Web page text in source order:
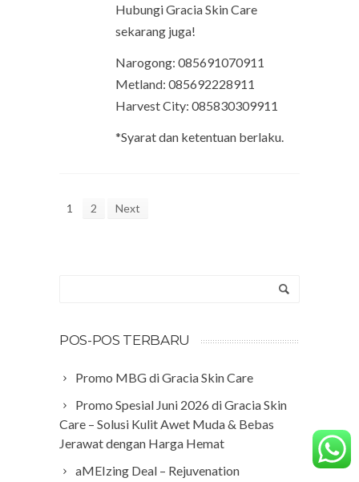
Hubungi Gracia Skin Care
sekarang juga!
Narogong: 085691070911
Metland: 085692228911
Harvest City: 085830309911
*Syarat dan ketentuan berlaku.
1 2 Next
POS-POS TERBARU
Promo MBG di Gracia Skin Care
Promo Spesial Juni 2026 di Gracia Skin
Care – Solusi Kulit Awet Muda & Bebas
Jerawat dengan Harga Hemat
aMEIzing Deal – Rejuvenation